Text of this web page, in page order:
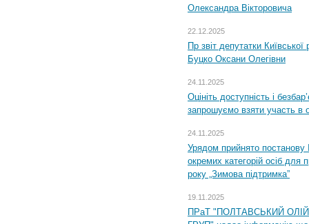
Олександра Вікторовича
22.12.2025
Пр звіт депутатки
Буцко Оксани Олегівни
24.11.2025
Оцініть доступність і
запрошуємо взяти участь в
24.11.2025
Урядом прийнято постанову
окремих категорій осіб для
року „Зимова підтримка”
19.11.2025
ПРаТ "ПОЛТАВСЬКИЙ